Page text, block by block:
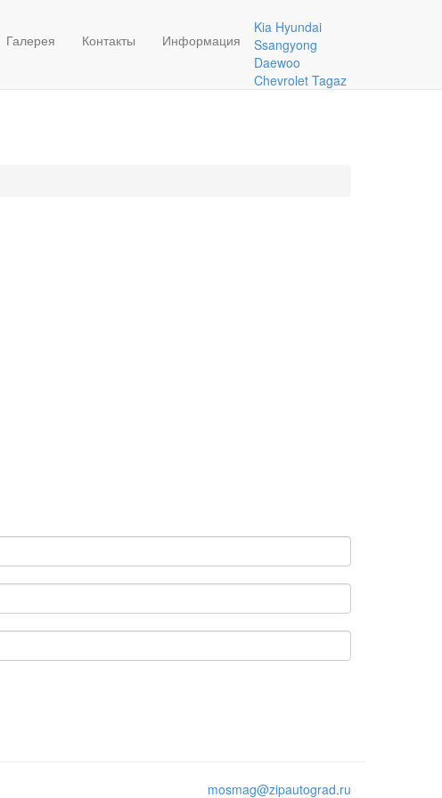
Галерея Контакты Информация
Kia Hyundai
Ssangyong
Daewoo
Chevrolet Tagaz
mosmag@zipautograd.ru
mosmag@zipautograd.ru